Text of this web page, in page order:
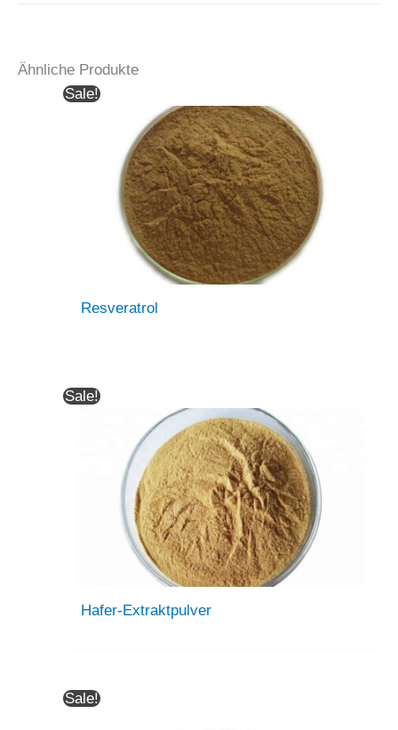
Ähnliche Produkte
Sale!
Resveratrol
Sale!
Hafer-Extraktpulver
Sale!